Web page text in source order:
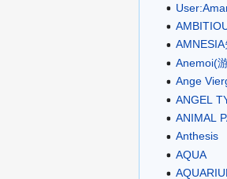
Anemoi(
Ange
ANGEL
ANIMAL
Anthesis
AQUA